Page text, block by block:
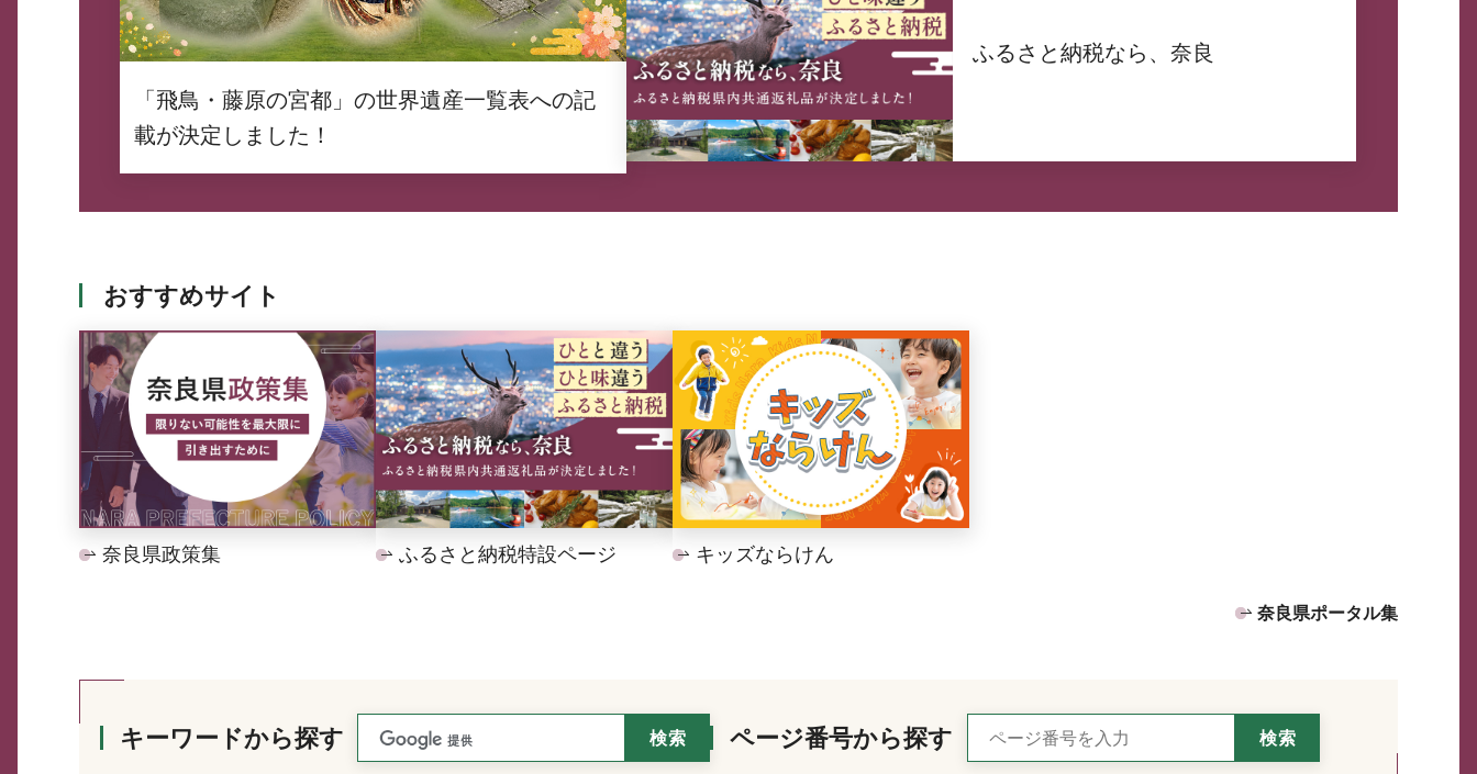
「飛鳥・藤原の宮都」の世界遺産一覧表への記
載が決定しました！
ふるさと納税なら、奈良
おすすめサイト
奈良県政策集 ふるさと納税特設ページ キッズならけん
奈良県ポータル集
キーワードから探す ページ番号から探す